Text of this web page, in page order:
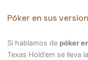
Póker en sus
Si hablamos de póker
Texas Hold’em se lleva